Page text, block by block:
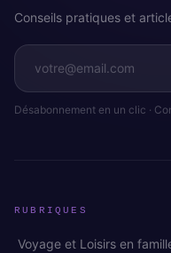
Conseils pratiques et
Désabonnement en un clic ·
RUBRIQUES
Voyage et Loisirs en